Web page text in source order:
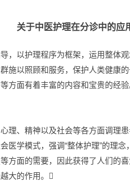
关于中医护理在分诊中的应
，以护理程序为框架，运用整体
施以照顾和服务，保护人类健康
方面有着丰富的内容和宝贵的经
、精神以及社会等各方面调理患
医学模式，强调“整体护理”的理念
方面的需要，因此获得了人们的
大的作用。